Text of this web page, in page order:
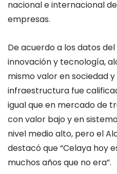
nacional e internacional
empresas.
De acuerdo a los datos del
innovación y tecnología,
mismo valor en sociedad
infraestructura fue
igual que en mercado de
con valor bajo y en
nivel medio alto, pero el
destacó que “Celaya hoy
muchos años que no era”.